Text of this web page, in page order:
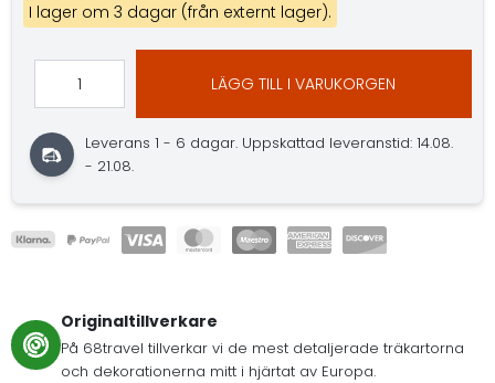
I lager om 3 dagar (från externt lager).
LÄGG TILL I VARUKORGEN
Leverans 1 - 6 dagar. Uppskattad leveranstid: 14.08.
- 21.08.
Originaltillverkare
På 68travel tillverkar vi de mest detaljerade träkartorna
och dekorationerna mitt i hjärtat av Europa.